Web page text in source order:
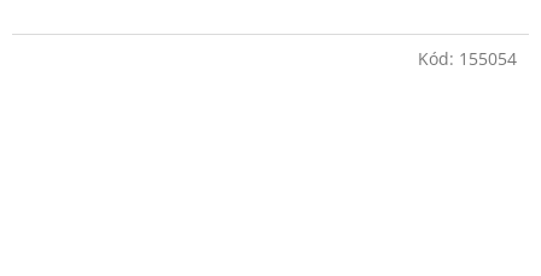
Kód: 155054